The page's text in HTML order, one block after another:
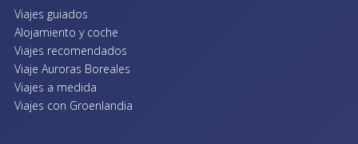
Viajes guiados
Alojamiento y coche
Viajes recomendados
Viaje Auroras Boreales
Viajes a medida
Viajes con Groenlandia